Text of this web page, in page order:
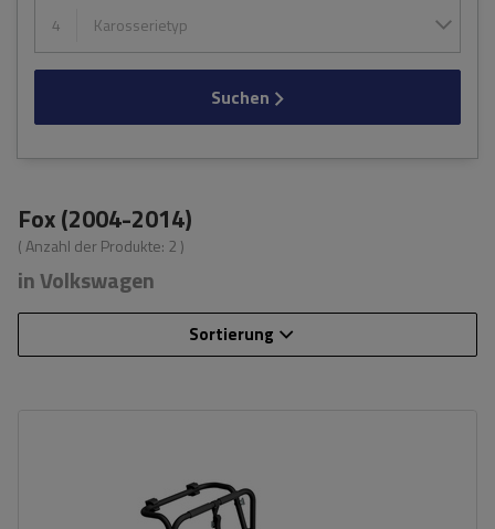
4 Karosserietyp
Suchen
Fox (2004-2014)
( Anzahl der Produkte: 2 )
in Volkswagen
Sortierung
universelles Montagesystem
kompatibel mit allen Karosseriearten